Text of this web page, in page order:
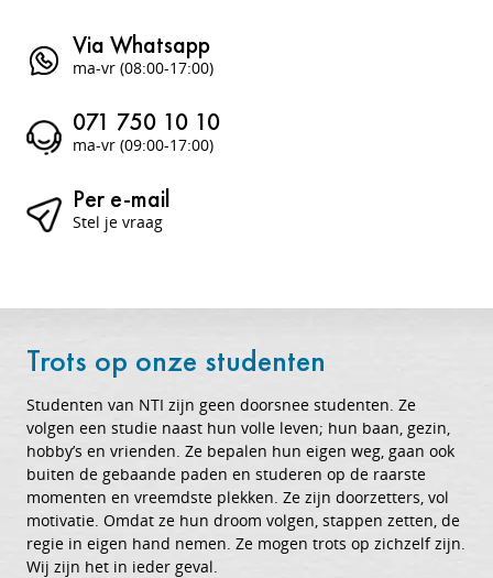
Via Whatsapp
ma-vr (08:00-17:00)
071 750 10 10
ma-vr (09:00-17:00)
Per e-mail
Stel je vraag
Trots op onze studenten
Studenten van NTI zijn geen doorsnee studenten. Ze
volgen een studie naast hun volle leven; hun baan, gezin,
hobby’s en vrienden. Ze bepalen hun eigen weg, gaan ook
buiten de gebaande paden en studeren op de raarste
momenten en vreemdste plekken. Ze zijn doorzetters, vol
motivatie. Omdat ze hun droom volgen, stappen zetten, de
regie in eigen hand nemen. Ze mogen trots op zichzelf zijn.
Wij zijn het in ieder geval.